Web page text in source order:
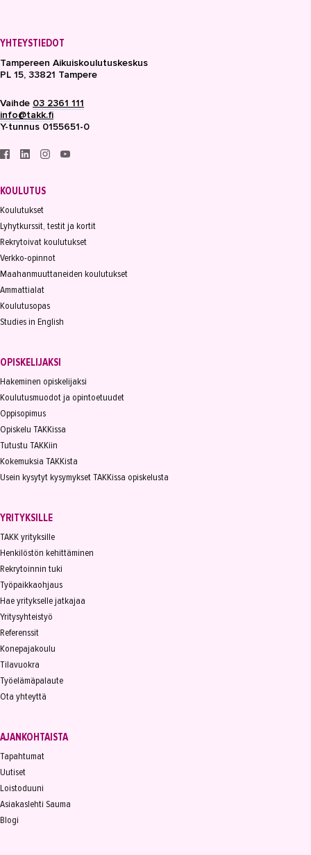
YHTEYSTIEDOT
Tampereen Aikuiskoulutuskeskus
PL 15, 33821 Tampere
Vaihde 03 2361 111
info@takk.fi
Y-tunnus 0155651-0
KOULUTUS
Koulutukset
Lyhytkurssit, testit ja kortit
Rekrytoivat koulutukset
Verkko-opinnot
Maahanmuuttaneiden koulutukset
Ammattialat
Koulutusopas
Studies in English
OPISKELIJAKSI
Hakeminen opiskelijaksi
Koulutusmuodot ja opintoetuudet
Oppisopimus
Opiskelu TAKKissa
Tutustu TAKKiin
Kokemuksia TAKKista
Usein kysytyt kysymykset TAKKissa opiskelusta
YRITYKSILLE
TAKK yrityksille
Henkilöstön kehittäminen
Rekrytoinnin tuki
Työpaikkaohjaus
Hae yritykselle jatkajaa
Yritysyhteistyö
Referenssit
Konepajakoulu
Tilavuokra
Työelämäpalaute
Ota yhteyttä
AJANKOHTAISTA
Tapahtumat
Uutiset
Loistoduuni
Asiakaslehti Sauma
Blogi